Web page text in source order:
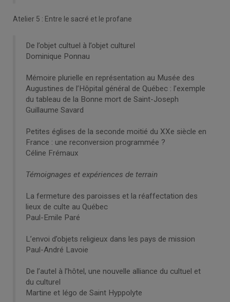
Atelier 5 : Entre le sacré et le profane
De l’objet cultuel à l’objet culturel
Dominique Ponnau
Mémoire plurielle en représentation au Musée des
Augustines de l’Hôpital général de Québec : l’exemple
du tableau de la Bonne mort de Saint-Joseph
Guillaume Savard
Petites églises de la seconde moitié du XXe siècle en
France : une reconversion programmée ?
Céline Frémaux
Témoignages et expériences de terrain
La fermeture des paroisses et la réaffectation des
lieux de culte au Québec
Paul-Emile Paré
L’envoi d’objets religieux dans les pays de mission
Paul-André Lavoie
De l’autel à l’hôtel, une nouvelle alliance du cultuel et
du culturel
Martine et Iégo de Saint Hyppolyte